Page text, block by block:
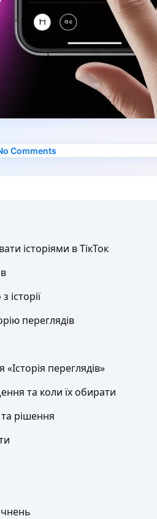
Comments
історіями в ТікТок
історії
переглядів
переглядів»
та коли їх обирати
рішення